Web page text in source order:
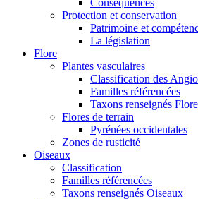
Conséquences
Protection et conservation
Patrimoine et
La législation
Flore
Plantes vasculaires
Classification des
Familles référencées
Taxons renseignés Flore
Flores de terrain
Pyrénées occidentales
Zones de rusticité
Oiseaux
Classification
Familles référencées
Taxons renseignés Oiseaux